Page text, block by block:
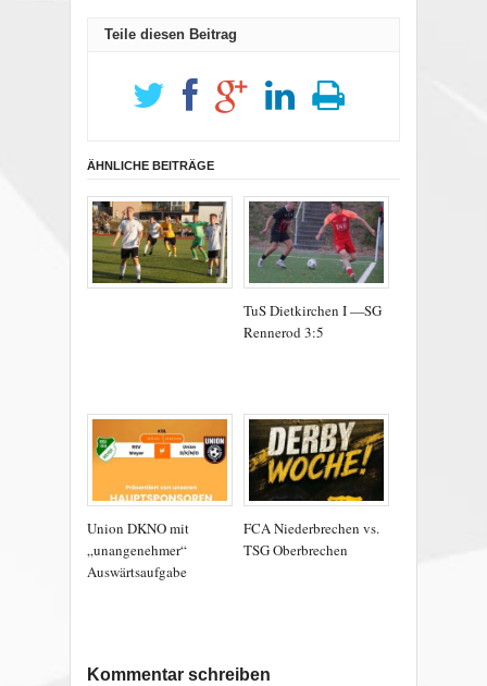
Teile diesen Beitrag
ÄHNLICHE BEITRÄGE
TuS Dietkirchen I —SG
Rennerod 3:5
Union DKNO mit
„unangenehmer“
Auswärtsaufgabe
FCA Niederbrechen vs.
TSG Oberbrechen
Kommentar schreiben